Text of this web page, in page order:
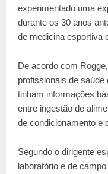
experimentado uma
durante os 30 anos
de medicina esportiva
De acordo com
profissionais de
tinham informações
entre ingestão de
de condicionamento e
Segundo o dirigente
laboratório e de